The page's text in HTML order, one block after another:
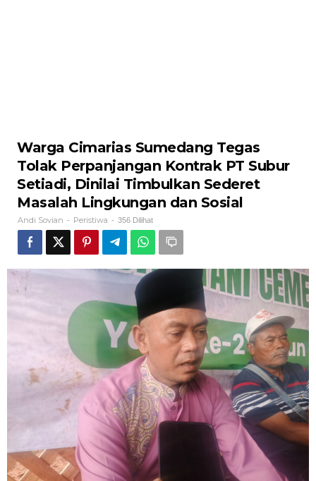
‎Warga Cimarias Sumedang Tegas
Tolak Perpanjangan Kontrak PT Subur
Setiadi, Dinilai Timbulkan Sederet
Masalah Lingkungan dan Sosial
Andi Sovian - Peristiwa - 356 Dilihat